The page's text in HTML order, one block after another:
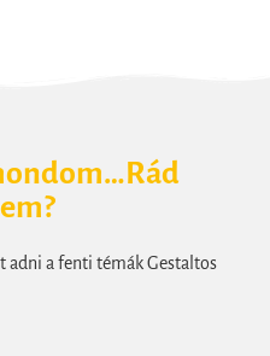
a fenti témák Gestaltos